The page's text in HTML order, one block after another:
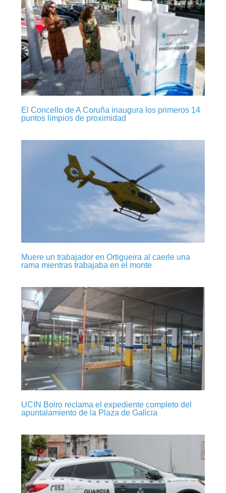
El Concello de A Coruña inaugura los primeros 14
puntos limpios de proximidad
Muere un trabajador en Ortigueira al caerle una
rama mientras trabajaba en el monte
UCIN Boiro reclama el expediente completo del
apuntalamiento de la Plaza de Galicia